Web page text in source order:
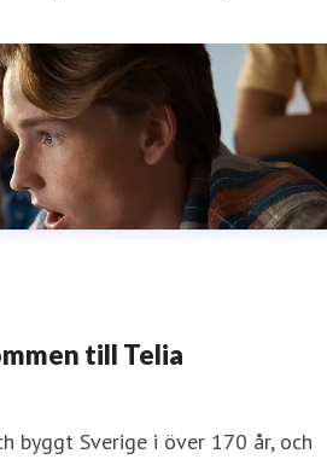
till Telia
byggt Sverige i över 170 år, och